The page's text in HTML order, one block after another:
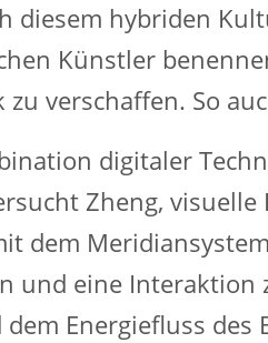
diesem hybriden
Künstler
verschaffen. So
digitaler
Zheng, visuelle
dem
und eine Interaktion
Energiefluss des